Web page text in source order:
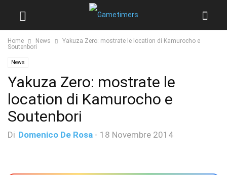
Home News
Yakuza Zero: mostrate le location di Kamurocho e
Soutenbori
News
Yakuza Zero: mostrate le
location di Kamurocho e
Soutenbori
Di Domenico De Rosa - 18 Novembre 2014